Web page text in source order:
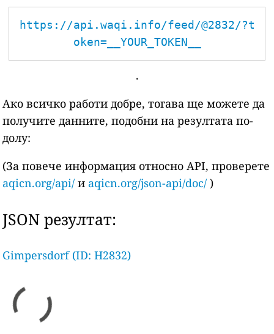
https://api.waqi.info/feed/@2832/?t
oken=__YOUR_TOKEN__
.
Ако всичко работи добре, тогава ще можете да
получите данните, подобни на резултата по-
долу:
(За повече информация относно API, проверете
aqicn.org/api/ и aqicn.org/json-api/doc/ )
JSON резултат:
Gimpersdorf (ID: H2832)